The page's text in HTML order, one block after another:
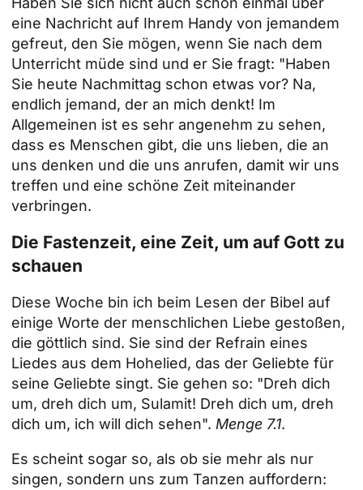
eine Nachricht auf Ihrem Handy von jemandem
gefreut, den Sie mögen, wenn Sie nach dem
Unterricht müde sind und er Sie fragt: "Haben
Sie heute Nachmittag schon etwas vor? Na,
endlich jemand, der an mich denkt! Im
Allgemeinen ist es sehr angenehm zu sehen,
dass es Menschen gibt, die uns lieben, die an
uns denken und die uns anrufen, damit wir uns
treffen und eine schöne Zeit miteinander
verbringen.
Die Fastenzeit, eine Zeit, um auf Gott zu
schauen
Diese Woche bin ich beim Lesen der Bibel auf
einige Worte der menschlichen Liebe gestoßen,
die göttlich sind. Sie sind der Refrain eines
Liedes aus dem Hohelied, das der Geliebte für
seine Geliebte singt. Sie gehen so: "Dreh dich
um, dreh dich um, Sulamit! Dreh dich um, dreh
dich um, ich will dich sehen". Menge 7.1.
Es scheint sogar so, als ob sie mehr als nur
singen, sondern uns zum Tanzen auffordern: